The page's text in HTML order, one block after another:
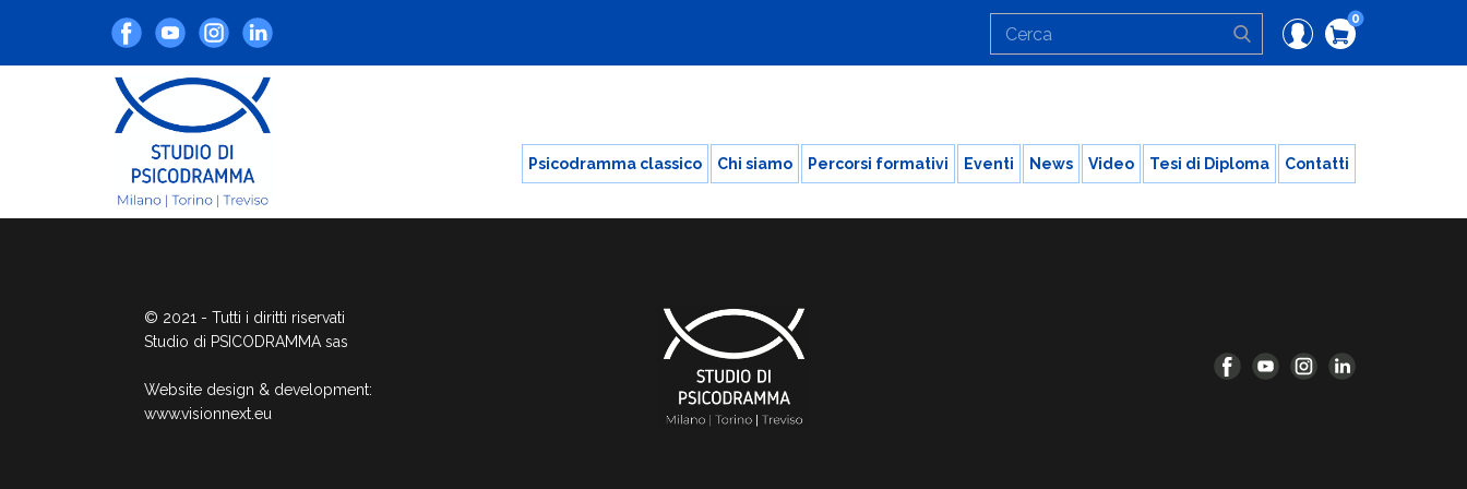
0
Psicodramma classico Chi siamo Percorsi formativi Eventi News Video Tesi di Diploma Contatti
© 2021 - Tutti i diritti riservati
Studio di PSICODRAMMA sas
Website design & development:
www.visionnext.eu